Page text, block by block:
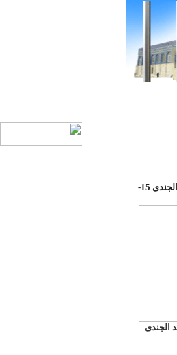
برنامج روضة النعيم للشيخ خالد الجندى 15-
الجندى